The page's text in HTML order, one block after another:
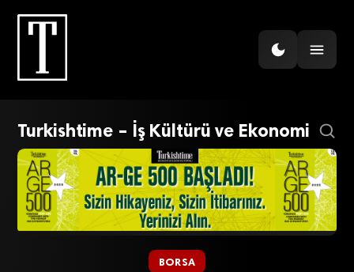
Turkishtime – İş Kültürü ve Ekonomi
BORSA